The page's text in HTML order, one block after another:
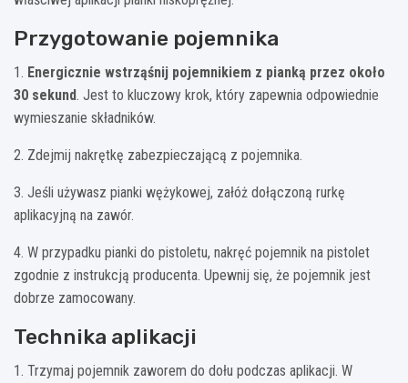
Przygotowanie pojemnika
1. Energicznie wstrząśnij pojemnikiem z pianką przez około
30 sekund. Jest to kluczowy krok, który zapewnia odpowiednie
wymieszanie składników.
2. Zdejmij nakrętkę zabezpieczającą z pojemnika.
3. Jeśli używasz pianki wężykowej, załóż dołączoną rurkę
aplikacyjną na zawór.
4. W przypadku pianki do pistoletu, nakręć pojemnik na pistolet
zgodnie z instrukcją producenta. Upewnij się, że pojemnik jest
dobrze zamocowany.
Technika aplikacji
1. Trzymaj pojemnik zaworem do dołu podczas aplikacji. W